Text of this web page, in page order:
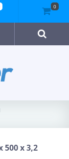
х 3,2
0